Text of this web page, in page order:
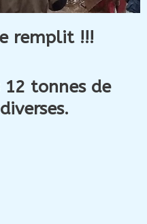
remplit !!!
tonnes de